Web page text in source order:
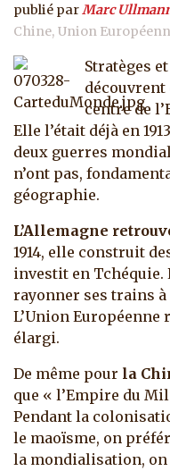
publié parMarc
Chine Union
Stratèges
découvrent
centre de
Elle l’était déjà en
deux guerres
n’ont pas,
géographie.
L’Allemagne
1914, elle construit
investit en Tchéquie.
rayonner ses trains à
L’Union
élargi.
De même pour la
que « l’Empire du
Pendant la
le maoïsme, on
la mondialisation, on